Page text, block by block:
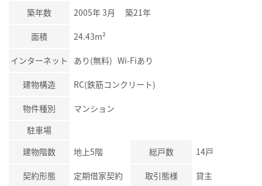
築年数 2005年 3月 築21年
面積 24.43m²
インターネット あり(無料) Wi-Fiあり
建物構造 RC(鉄筋コンクリート)
物件種別
マンション
駐車場
建物階数
地上5階 総戸数 14戸
契約形態 定期借家契約 取引態様 貸主